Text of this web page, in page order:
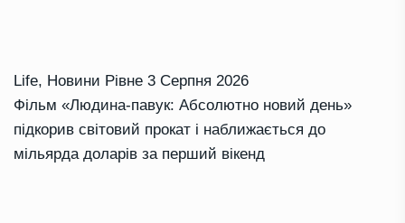
Life, Новини Рівне 3 Серпня 2026
Фільм «Людина-павук: Абсолютно новий день»
підкорив світовий прокат і наближається до
мільярда доларів за перший вікенд